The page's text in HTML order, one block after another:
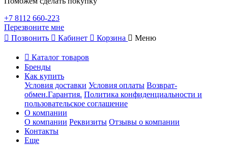
+7 8112 660-223
Перезвоните мне
Позвонить
Кабинет Корзина Меню
Каталог товаров
Бренды
Как купить
Условия доставки Условия оплаты Возврат-
обмен.Гарантия. Политика конфиденциальности и
пользовательское соглашение
О компании
О компании Реквизиты Отзывы о компании
Контакты
Еще